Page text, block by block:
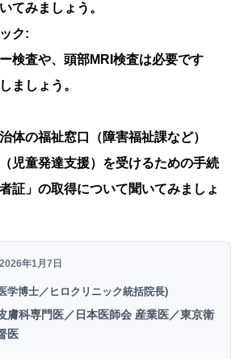
てみましょう。
ク:
ー検査や、頭部MRI検査は必要です
ましょう。
体の福祉窓口（障害福祉課など）
児童発達支援）を受けるための手続
証」の取得について聞いてみましょ
年1月7日
学博士／ヒロクリニック統括院長)
膚科専門医／日本医師会 産業医／東京衛
医